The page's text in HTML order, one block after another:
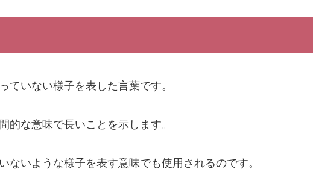
ていない様子を表した言葉です。
的な意味で長いことを示します。
ないような様子を表す意味でも使用されるのです。